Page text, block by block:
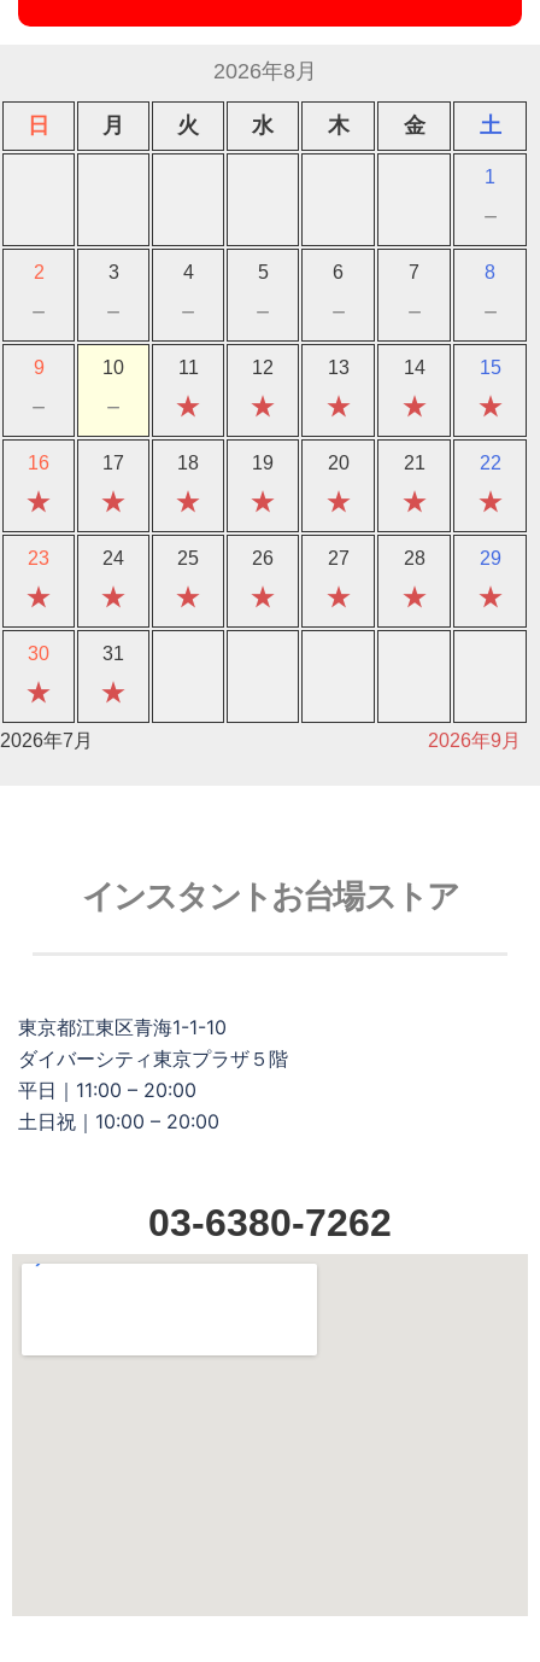
2026年8月
日 月 火 水 木 金 土
1
－
2
－
3
－
4
－
5
－
6
－
7
－
8
－
9
－
10
－
11
★
12
★
13
★
14
★
15
★
16
★
17
★
18
★
19
★
20
★
21
★
22
★
23
★
24
★
25
★
26
★
27
★
28
★
29
★
30
★
31
★
2026年7月 2026年9月
インスタントお台場ストア
東京都江東区青海1-1-10
ダイバーシティ東京プラザ５階
平日｜11:00 – 20:00
土日祝｜10:00 – 20:00
03-6380-7262